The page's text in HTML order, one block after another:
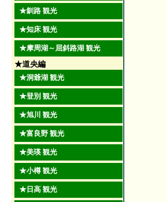
★釧路 観光
★知床 観光
★摩周湖～屈斜路湖 観光
★道央編
★洞爺湖 観光
★登別 観光
★旭川 観光
★富良野 観光
★美瑛 観光
★小樽 観光
★ 日高 観光